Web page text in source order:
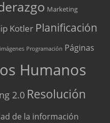
Marketing
Kotler Planificación
Programación Páginas
Humanos
2.0 Resolución
de la información